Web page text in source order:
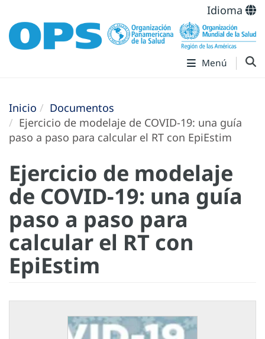
Idioma
Menú
Inicio
Documentos
Ejercicio de modelaje de COVID-19: una guía
paso a paso para calcular el RT con EpiEstim
Ejercicio de modelaje
de COVID-19: una guía
paso a paso para
calcular el RT con
EpiEstim